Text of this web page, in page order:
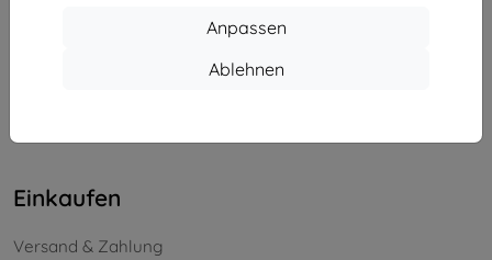
Anpassen
Ablehnen
Einkaufen
Versand & Zahlung